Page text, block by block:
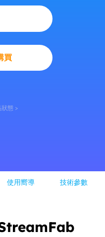
買
態 >
使用嚮導 技術參數